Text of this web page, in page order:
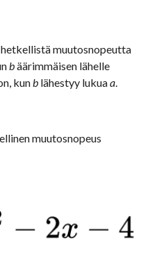
muutosnopeutta
b äärimmäisen lähelle
kun b lähestyy lukua a.
muutosnopeus